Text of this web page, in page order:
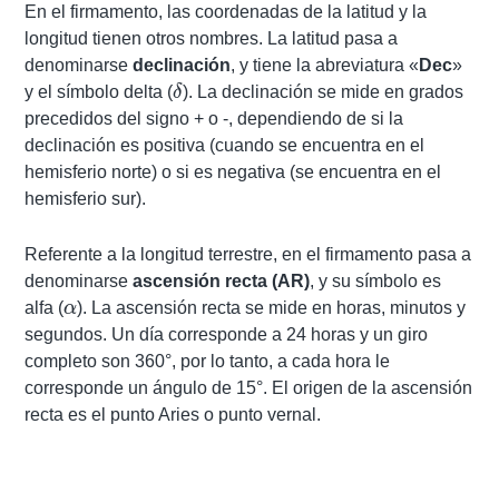
En el firmamento, las coordenadas de la latitud y la
longitud tienen otros nombres. La latitud pasa a
denominarsedeclinación, y tiene la abreviatura « Dec»
y el símbolo delta (\delta
δ). La declinación se mide en grados
precedidos del signo + o -, dependiendo de si la
declinación es positiva (cuando se encuentra en el
hemisferio norte) o si es negativa (se encuentra en el
hemisferio sur).
Referente a la longitud terrestre, en el firmamento pasa a
denominarseascensión recta (AR), y su símbolo es
alfa (\alpha
α). La ascensión recta se mide en horas, minutos y
segundos. Un día corresponde a 24 horas y un giro
completo son 360°, por lo tanto, a cada hora le
corresponde un ángulo de 15°. El origen de la ascensión
recta es el punto Aries o punto vernal.